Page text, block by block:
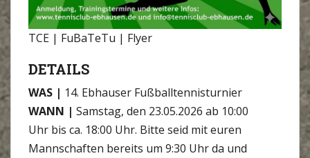
TCE | FuBaTeTu | Flyer
DETAILS
WAS | 14. Ebhauser Fußballtennisturnier
WANN | Samstag, den 23.05.2026 ab 10:00
Uhr bis ca. 18:00 Uhr. Bitte seid mit euren
Mannschaften bereits um 9:30 Uhr da und